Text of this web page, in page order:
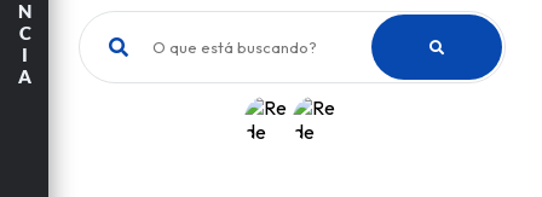
O que está buscando?
N
C
I
A